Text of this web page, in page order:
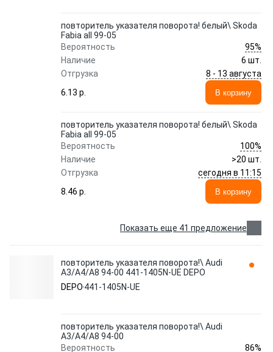
повторитель указателя поворота! белый\ Skoda
Fabia all 99-05
Вероятность
95%
Наличие
6 шт.
Отгрузка
8 - 13 августа
6.13 p.
В корзину
повторитель указателя поворота! белый\ Skoda
Fabia all 99-05
Вероятность
100%
Наличие
>20 шт.
Отгрузка
сегодня в 11:15
8.46 p.
В корзину
Показать еще 41 предложение
повторитель указателя поворота!\ Audi
A3/A4/A8 94-00 441-1405N-UE DEPO
DEPO 441-1405N-UE
повторитель указателя поворота!\ Audi
A3/A4/A8 94-00
Вероятность
86%